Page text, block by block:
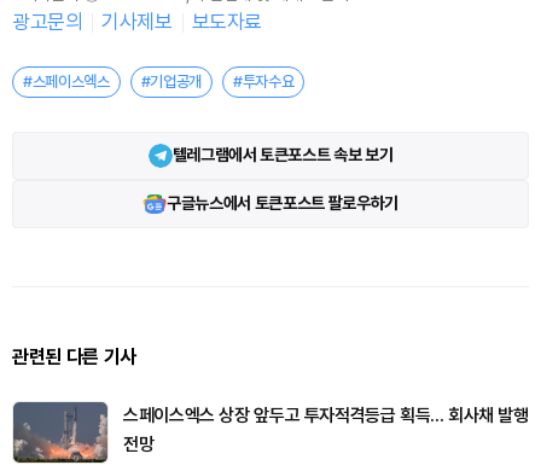
광고문의 기사제보 보도자료
#스페이스엑스 #기업공개 #투자수요
텔레그램에서 토큰포스트 속보 보기
구글뉴스에서 토큰포스트 팔로우하기
관련된 다른 기사
스페이스엑스 상장 앞두고 투자적격등급 획득... 회사채 발행
전망